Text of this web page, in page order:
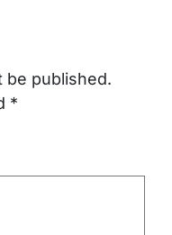
be published.
*